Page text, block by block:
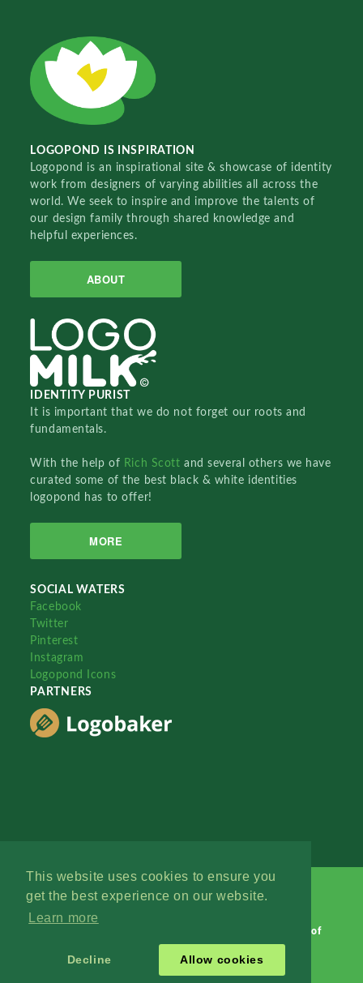
This website uses cookies to ensure you
get the best experience on our website.
Learn more
Decline Allow cookies
LOGOPOND IS INSPIRATION
Logopond is an inspirational site & showcase of identity
work from designers of varying abilities all across the
world. We seek to inspire and improve the talents of
our design family through shared knowledge and
helpful experiences.
ABOUT
IDENTITY PURIST
It is important that we do not forget our roots and
fundamentals.
With the help of Rich Scottand several others we have
curated some of the best black & white identities
logopond has to offer!
MORE
SOCIAL WATERS
Facebook
Twitter
Pinterest
Instagram
Logopond Icons
PARTNERS
Terms of